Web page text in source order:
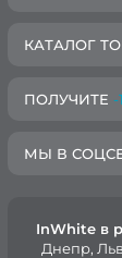
КАТАЛОГ
ПОЛУЧИТЕ -
МЫ В
InWhite в
Днепр,